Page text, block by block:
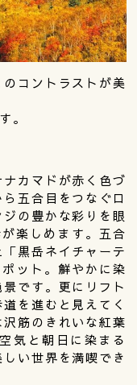
コントラストが美
。
カマドが赤く色づ
五合目をつなぐロ
の豊かな彩りを眼
楽しめます。五合
黒岳ネイチャーテ
ット。鮮やかに染
です。更にリフト
を進むと見えてく
筋のきれいな紅葉
気と朝日に染まる
い世界を満喫でき